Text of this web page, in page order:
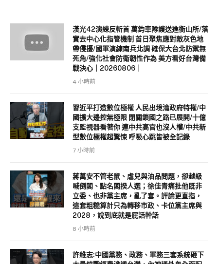
漢光42演練反斬首 萬鈞車隊護送進衡山所/落
實去中心化指管機制 首日聚焦應對敵灰色地
帶侵擾/國軍演練南兵北調 確保大台北防禦無
死角/強化社會防衛韌性作為 美方看好台灣備
戰決心｜20260806｜
4 小時前
習近平打造數位極權 人民出境淪政府特權/中
國擴大邊控無極限 閉關鎖國之路已展開/十億
支監視器看著你 連中共高官也沒人權/中共新
型數位極權超驚悚 呼吸心跳皆被全記錄
7 小時前
蔣萬安不管老鼠、虐兒與油品問題，卻越級
喊倒閣、點名閣揆人選；徐佳青痛批他既非
立委、也非黨主席，亂了套。評論更直指，
這套粗糙算計只為轉移市政、卡位黨主席與
2028，說到底就是屁話幹話
8 小時前
許維志:中國黨務、政務、軍務三套系統砸下